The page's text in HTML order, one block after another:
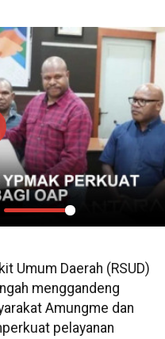
Settings
PIP
Umum Daerah (RSUD)
menggandeng
Amungme dan
pelayanan